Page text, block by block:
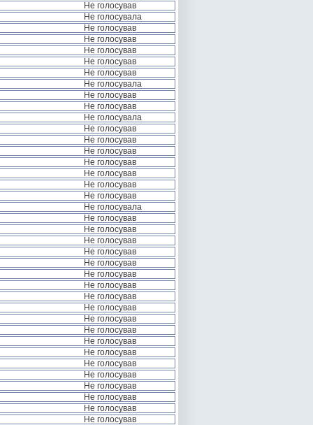
Не голосував
Не голосувала
Не голосував
Не голосував
Не голосував
Не голосував
Не голосував
Не голосувала
Не голосував
Не голосував
Не голосувала
Не голосував
Не голосував
Не голосував
Не голосував
Не голосував
Не голосував
Не голосував
Не голосувала
Не голосував
Не голосував
Не голосував
Не голосував
Не голосував
Не голосував
Не голосував
Не голосував
Не голосував
Не голосував
Не голосував
Не голосував
Не голосував
Не голосував
Не голосував
Не голосував
Не голосував
Не голосував
Не голосував